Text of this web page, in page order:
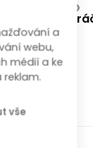
a
webu,
médií a ke
reklam.
vše